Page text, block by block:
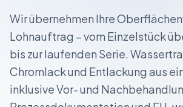
Wir übernehmen Ihre
Lohnauftrag – vom Einzelstück
bis zur laufenden Serie.
Chromlack und Entlackung aus
inklusive Vor- und